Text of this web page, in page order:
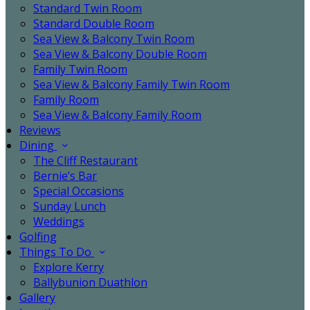
Standard Twin Room
Standard Double Room
Sea View & Balcony Twin Room
Sea View & Balcony Double Room
Family Twin Room
Sea View & Balcony Family Twin Room
Family Room
Sea View & Balcony Family Room
Reviews
Dining
The Cliff Restaurant
Bernie’s Bar
Special Occasions
Sunday Lunch
Weddings
Golfing
Things To Do
Explore Kerry
Ballybunion Duathlon
Gallery